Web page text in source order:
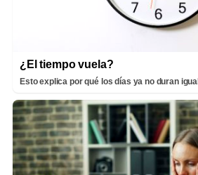
¿El tiempo vuela?
Esto explica por qué los días ya no duran igual